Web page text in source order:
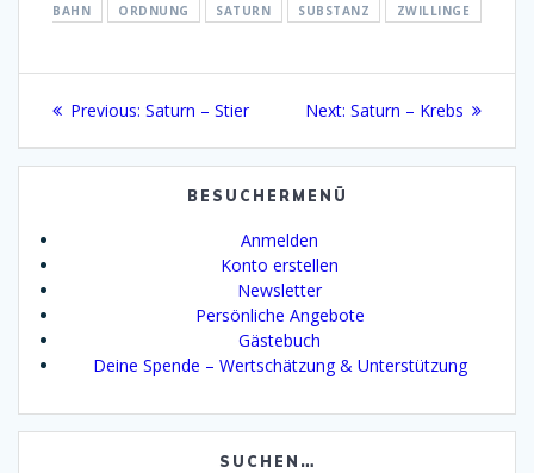
BAHN
ORDNUNG SATURN SUBSTANZ ZWILLINGE
Beitragsnavigation
Previous: Previous
Saturn – Stier Next: Next
Saturn – Krebs
BESUCHERMENÜ
Anmelden
Konto erstellen
Newsletter
Persönliche Angebote
Gästebuch
Deine Spende – Wertschätzung & Unterstützung
SUCHEN…